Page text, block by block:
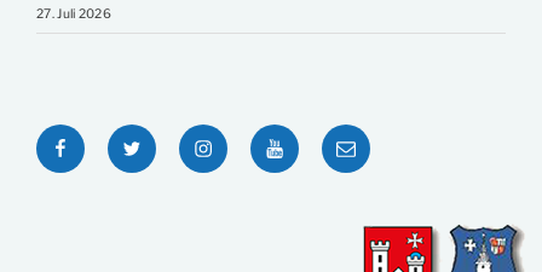
27. Juli 2026
FacebookTwitter InstagramYouTubeE-
Mail